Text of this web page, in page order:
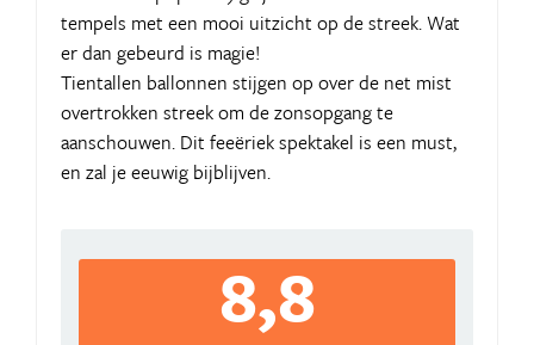
tempels met een mooi uitzicht op de streek. Wat
er dan gebeurd is magie!
Tientallen ballonnen stijgen op over de net mist
overtrokken streek om de zonsopgang te
aanschouwen. Dit feeëriek spektakel is een must,
en zal je eeuwig bijblijven.
8,8